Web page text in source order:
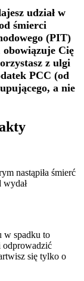
udział w
śmierci
(PIT)
obowiązuje Cię
z ulgi
PCC (od
a nie
nastąpiła śmierć
wydał
w spadku to
odprowadzić
się tylko o